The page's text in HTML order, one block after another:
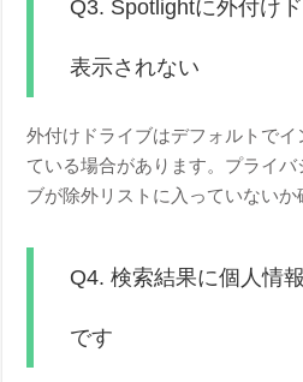
Q3. Spotlightに外付け
表示されない
外付けドライブはデフォルトで
ている場合があります。プライ
ブが除外リストに入っていないか
Q4. 検索結果に個人情
です